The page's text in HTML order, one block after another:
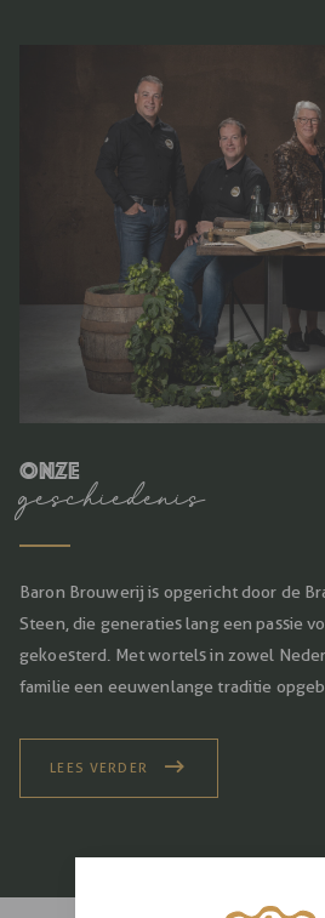
Onze
geschiedenis
Baron Brouwerij is opgericht door de
Steen, die generaties lang een passie
gekoesterd. Met wortels in zowel
familie een eeuwenlange traditie
LEES VERDER